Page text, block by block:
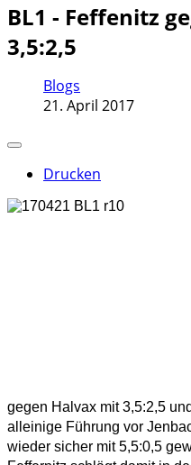
BL1 - Feffenitz
3,5:2,5
Blogs
21. April 2017
Drucken
gegen Halvax mit 3,5:2,5
alleinige Führung vor
wieder sicher mit 5,5:0,5